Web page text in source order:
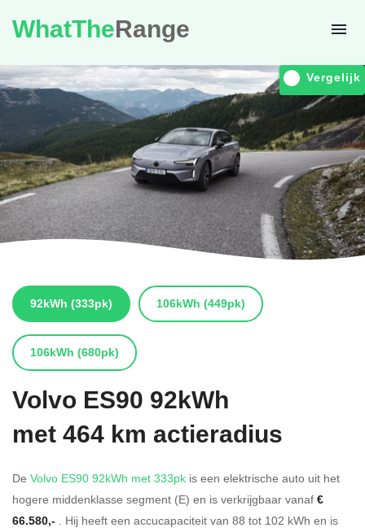
WhatTheRange
Vergelijk
92kWh (333pk) 106kWh (449pk)
106kWh (680pk)
Volvo ES90 92kWh
met 464 km actieradius
De Volvo ES90 92kWh met 333pk is een elektrische auto uit het
hogere middenklasse segment (E) en is verkrijgbaar vanaf €
66.580,- . Hij heeft een accucapaciteit van 88 tot 102 kWh en is